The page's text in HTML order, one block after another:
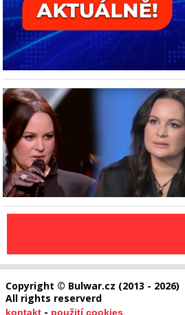
Copyright © Bulwar.cz (2013 - 2026)
All rights reserverd
kontakt - použití cookies